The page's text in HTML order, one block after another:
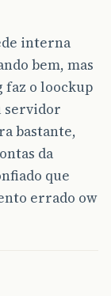
interna
bem, mas
faz o loockup
servidor
bastante,
da
que
errado ow